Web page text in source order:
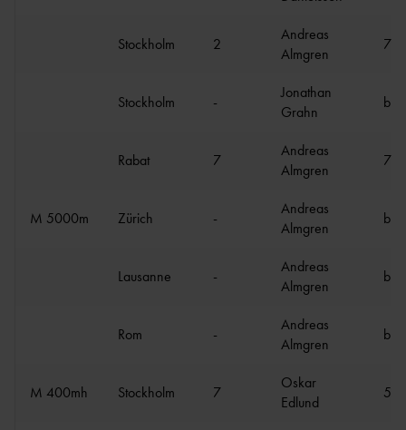
ELITIDROTTSMILJÖ
D
VÄXJ
MÄRKEN
TÄVLINGSKONCEPT
CASTORAM
Stockholm 2
Andreas
Almgren
Stockholm -
Jonathan
Grahn
bröt
Rabat 7
Andreas
Almgren
M 5000m Zürich -
Andreas
Almgren
bröt
Lausanne -
Andreas
Almgren
bröt
Rom -
Andreas
Almgren
bröt
M 400mh Stockholm 7
Oskar
Edlund